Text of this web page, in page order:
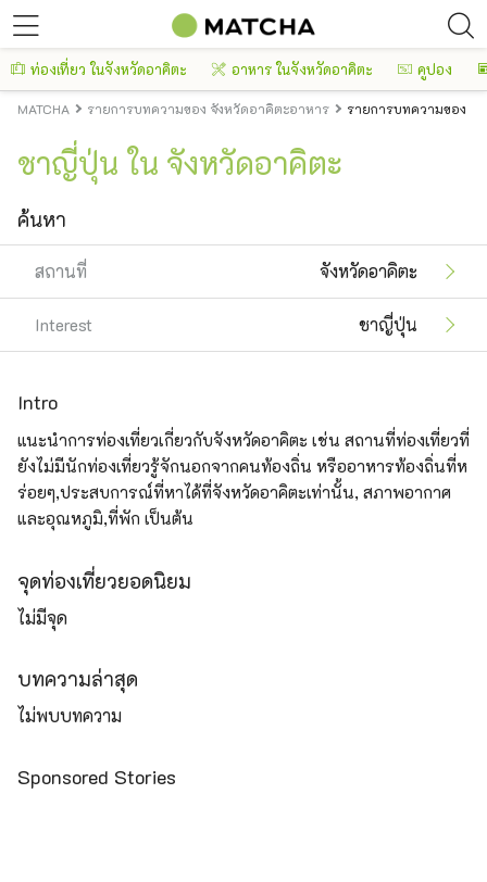
ท่องเที่ยว ในจังหวัดอาคิตะ อาหาร ในจังหวัดอาคิตะ คูปอง
MATCHA รายการบทความของ จังหวัดอาคิตะอาหาร รายการบทความของ จั
ชาญี่ปุ่น ใน จังหวัดอาคิตะ
ค้นหา
สถานที่ จังหวัดอาคิตะ
Interest ชาญี่ปุ่น
Intro
แนะนำการท่องเที่ยวเกี่ยวกับจังหวัดอาคิตะ เช่น สถานที่ท่องเที่ยวที่
ยังไม่มีนักท่องเที่ยวรู้จักนอกจากคนท้องถิ่น หรืออาหารท้องถิ่นที่ห
ร่อยๆ,ประสบการณ์ที่หาได้ที่จังหวัดอาคิตะเท่านั้น, สภาพอากาศ
และอุณหภูมิ,ที่พัก เป็นต้น
จุดท่องเที่ยวยอดนิยม
ไม่มีจุด
บทความล่าสุด
ไม่พบบทความ
Sponsored Stories